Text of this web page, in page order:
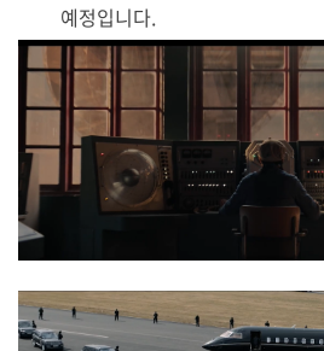
예정입니다.